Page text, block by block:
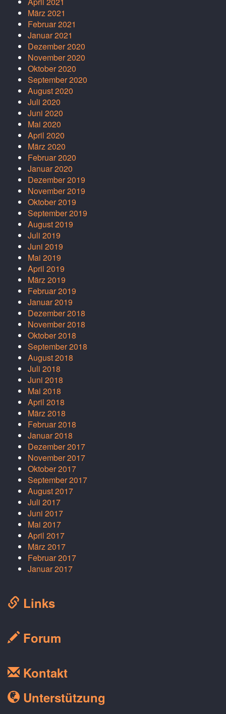
März 2021
Februar 2021
Januar 2021
Dezember 2020
November 2020
Oktober 2020
September 2020
August 2020
Juli 2020
Juni 2020
Mai 2020
April 2020
März 2020
Februar 2020
Januar 2020
Dezember 2019
November 2019
Oktober 2019
September 2019
August 2019
Juli 2019
Juni 2019
Mai 2019
April 2019
März 2019
Februar 2019
Januar 2019
Dezember 2018
November 2018
Oktober 2018
September 2018
August 2018
Juli 2018
Juni 2018
Mai 2018
April 2018
März 2018
Februar 2018
Januar 2018
Dezember 2017
November 2017
Oktober 2017
September 2017
August 2017
Juli 2017
Juni 2017
Mai 2017
April 2017
März 2017
Februar 2017
Januar 2017
Links
Forum
Kontakt
Unterstützung